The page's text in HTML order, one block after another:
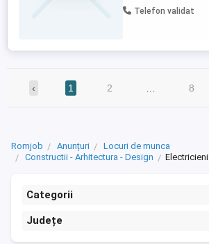
Telefon validat
‹ 1 2 8
Romjob Anunțuri
Locuri de munca
Constructii - Arhitectura - Design
Electricieni
Categorii
Județe